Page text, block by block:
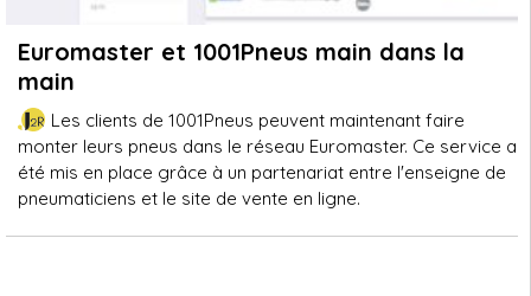
Euromaster et 1001Pneus main dans la
main
Les clients de 1001Pneus peuvent maintenant faire
monter leurs pneus dans le réseau Euromaster. Ce service a
été mis en place grâce à un partenariat entre l'enseigne de
pneumaticiens et le site de vente en ligne.